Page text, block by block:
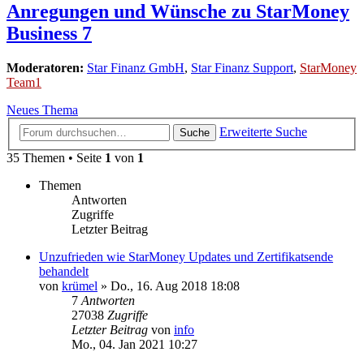
Anregungen und Wünsche zu StarMoney
Business 7
Moderatoren: Star Finanz GmbH, Star Finanz Support, StarMoney
Team1
Neues Thema
Suche
Erweiterte Suche
35 Themen • Seite 1 von 1
Themen
Antworten
Zugriffe
Letzter Beitrag
Unzufrieden wie StarMoney Updates und Zertifikatsende
behandelt
von krümel » Do., 16. Aug 2018 18:08
7 Antworten
27038 Zugriffe
Letzter Beitrag von info
Mo., 04. Jan 2021 10:27